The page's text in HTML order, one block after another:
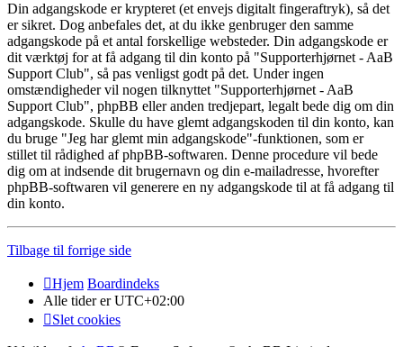
Din adgangskode er krypteret (et envejs digitalt fingeraftryk), så det
er sikret. Dog anbefales det, at du ikke genbruger den samme
adgangskode på et antal forskellige websteder. Din adgangskode er
dit værktøj for at få adgang til din konto på "Supporterhjørnet - AaB
Support Club", så pas venligst godt på det. Under ingen
omstændigheder vil nogen tilknyttet "Supporterhjørnet - AaB
Support Club", phpBB eller anden tredjepart, legalt bede dig om din
adgangskode. Skulle du have glemt adgangskoden til din konto, kan
du bruge "Jeg har glemt min adgangskode"-funktionen, som er
stillet til rådighed af phpBB-softwaren. Denne procedure vil bede
dig om at indsende dit brugernavn og din e-mailadresse, hvorefter
phpBB-softwaren vil generere en ny adgangskode til at få adgang til
din konto.
Tilbage til forrige side
Hjem Boardindeks
Alle tider erUTC+02:00
Slet cookies